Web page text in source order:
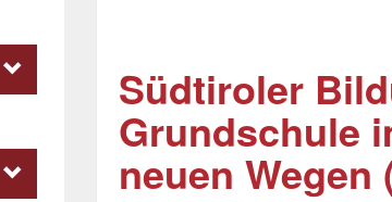
Südtiroler
Grundschule
neuen Wegen